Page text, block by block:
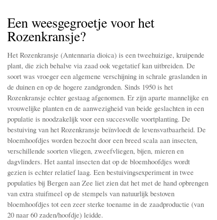
Een weesgegroetje voor het
Rozenkransje?
Het Rozenkransje (Antennaria dioica) is een tweehuizige, kruipende
plant, die zich behalve via zaad ook vegetatief kan uitbreiden. De
soort was vroeger een algemene verschijning in schrale graslanden in
de duinen en op de hogere zandgronden. Sinds 1950 is het
Rozenkransje echter gestaag afgenomen. Er zijn aparte mannelijke en
vrouwelijke planten en de aanwezigheid van beide geslachten in een
populatie is noodzakelijk voor een succesvolle voortplanting. De
bestuiving van het Rozenkransje beïnvloedt de levensvatbaarheid. De
bloemhoofdjes worden bezocht door een breed scala aan insecten,
verschillende soorten vliegen, zweefvliegen, bijen, mieren en
dagvlinders. Het aantal insecten dat op de bloemhoofdjes wordt
gezien is echter relatief laag. Een bestuivingsexperiment in twee
populaties bij Bergen aan Zee liet zien dat het met de hand opbrengen
van extra stuifmeel op de stempels van natuurlijk bestoven
bloemhoofdjes tot een zeer sterke toename in de zaadproductie (van
20 naar 60 zaden/hoofdje) leidde.